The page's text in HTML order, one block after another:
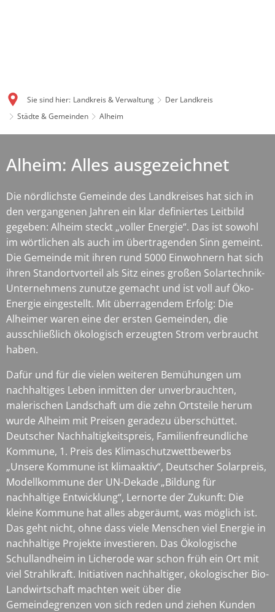
Sie sind hier: Landkreis & Verwaltung
Der Landkreis
Städte & Gemeinden
Alheim
Alheim: Alles ausgezeichnet
Die nördlichste Gemeinde des Landkreises hat sich in
den vergangenen Jahren ein klar definiertes Leitbild
gegeben: Alheim steckt „voller Energie“. Das ist sowohl
im wörtlichen als auch im übertragenden Sinn gemeint.
Die Gemeinde mit ihren rund 5000 Einwohnern hat sich
ihren Standortvorteil als Sitz eines großen Solartechnik-
Unternehmens zunutze gemacht und ist voll auf Öko-
Energie eingestellt. Mit überragendem Erfolg: Die
Alheimer waren eine der ersten Gemeinden, die
ausschließlich ökologisch erzeugten Strom verbraucht
haben.
Dafür und für die vielen weiteren Bemühungen um
nachhaltiges Leben inmitten der unverbrauchten,
malerischen Landschaft um die zehn Ortsteile herum
wurde Alheim mit Preisen geradezu überschüttet.
Deutscher Nachhaltigkeitspreis, Familienfreundliche
Kommune, 1. Preis des Klimaschutzwettbewerbs
„Unsere Kommune ist klimaaktiv“, Deutscher Solarpreis,
Modellkommune der UN-Dekade „Bildung für
nachhaltige Entwicklung“, Lernorte der Zukunft: Die
kleine Kommune hat alles abgeräumt, was möglich ist.
Das geht nicht, ohne dass viele Menschen viel Energie in
nachhaltige Projekte investieren. Das Ökologische
Schullandheim in Licherode war schon früh ein Ort mit
viel Strahlkraft. Initiativen nachhaltiger, ökologischer Bio-
Landwirtschaft machten weit über die
Gemeindegrenzen von sich reden und ziehen Kunden